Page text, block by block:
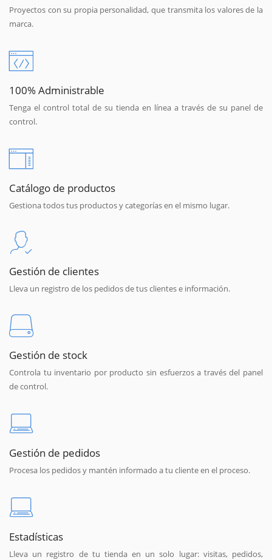
Proyectos con su propia personalidad, que transmita los valores de la
marca.
100% Administrable
Tenga el control total de su tienda en línea a través de su panel de
control.
Catálogo de productos
Gestiona todos tus productos y categorías en el mismo lugar.
Gestión de clientes
Lleva un registro de los pedidos de tus clientes e información.
Gestión de stock
Controla tu inventario por producto sin esfuerzos a través del panel
de control.
Gestión de pedidos
Procesa los pedidos y mantén informado a tu cliente en el proceso.
Estadísticas
Lleva un registro de tu tienda en un solo lugar: visitas, pedidos,